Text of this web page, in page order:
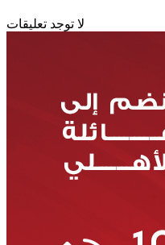
لا توجد تعليقات